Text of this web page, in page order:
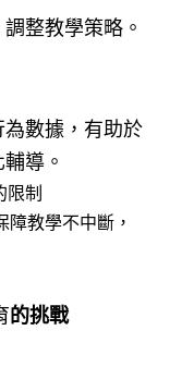
整教學策略。
為數據，有助於
導。
限制
障教學不中斷，
的挑戰